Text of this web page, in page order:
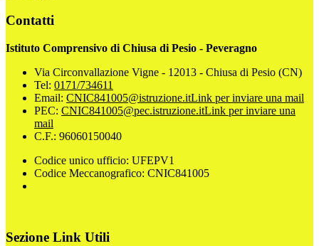
Contatti
Istituto Comprensivo di Chiusa di Pesio - Peveragno
Via Circonvallazione Vigne - 12013 - Chiusa di Pesio (CN)
Tel: 0171/734611
Email: CNIC841005@istruzione.itLink per inviare una mail
PEC: CNIC841005@pec.istruzione.itLink per inviare una
mail
C.F.: 96060150040
Codice unico ufficio: UFEPV1
Codice Meccanografico: CNIC841005
Sezione Link Utili